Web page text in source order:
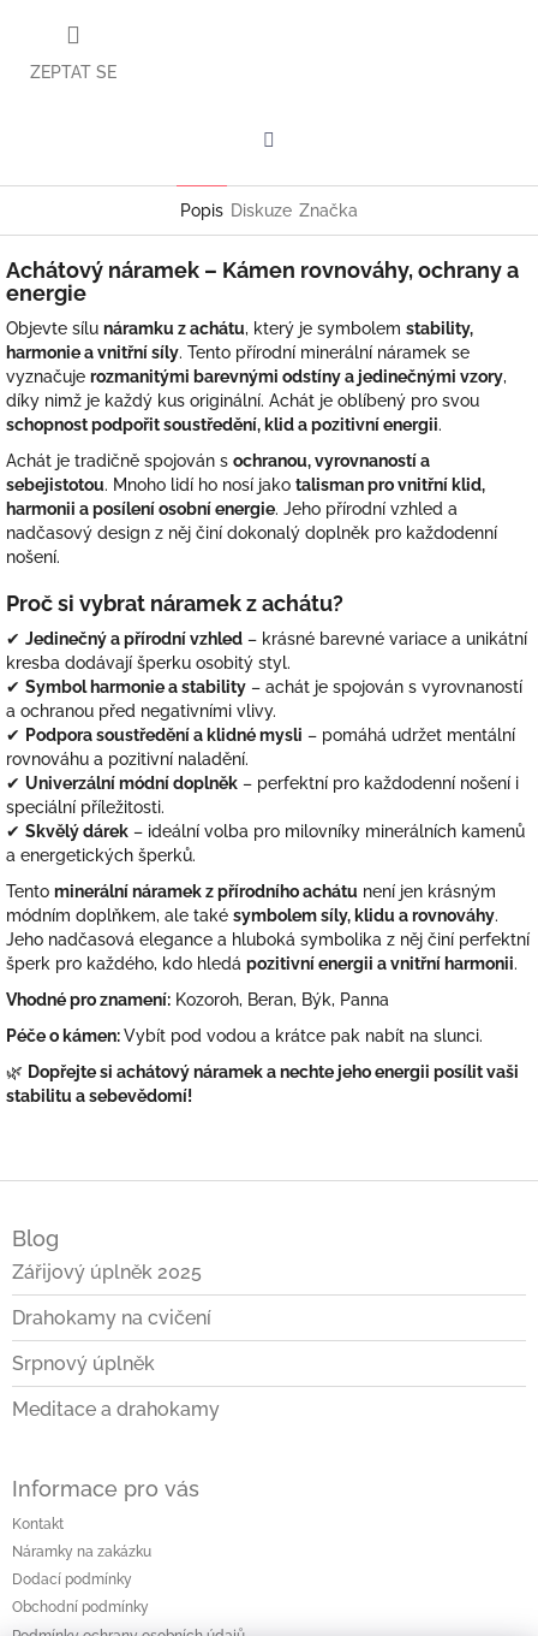
ZEPTAT SE
Popis Diskuze Značka
Achátový náramek – Kámen rovnováhy, ochrany a
energie
Objevte sílu náramku z achátu, který je symbolem stability,
harmonie a vnitřní síly. Tento přírodní minerální náramek se
vyznačuje rozmanitými barevnými odstíny a jedinečnými vzory,
díky nimž je každý kus originální. Achát je oblíbený pro svou
schopnost podpořit soustředění, klid a pozitivní energii.
Achát je tradičně spojován s ochranou, vyrovnaností a
sebejistotou. Mnoho lidí ho nosí jako talisman pro vnitřní klid,
harmonii a posílení osobní energie. Jeho přírodní vzhled a
nadčasový design z něj činí dokonalý doplněk pro každodenní
nošení.
Proč si vybrat náramek z achátu?
✔ Jedinečný a přírodní vzhled – krásné barevné variace a unikátní
kresba dodávají šperku osobitý styl.
✔ Symbol harmonie a stability – achát je spojován s vyrovnaností
a ochranou před negativními vlivy.
✔ Podpora soustředění a klidné mysli – pomáhá udržet mentální
rovnováhu a pozitivní naladění.
✔ Univerzální módní doplněk – perfektní pro každodenní nošení i
speciální příležitosti.
✔ Skvělý dárek – ideální volba pro milovníky minerálních kamenů
a energetických šperků.
Tento minerální náramek z přírodního achátu není jen krásným
módním doplňkem, ale také symbolem síly, klidu a rovnováhy.
Jeho nadčasová elegance a hluboká symbolika z něj činí perfektní
šperk pro každého, kdo hledá pozitivní energii a vnitřní harmonii.
Vhodné pro znamení: Kozoroh, Beran, Býk, Panna
Péče o kámen:Vybít pod vodou a krátce pak nabít na slunci.
🌿 Dopřejte si achátový náramek a nechte jeho energii posílit vaši
stabilitu a sebevědomí!
Blog
Zářijový úplněk 2025
Drahokamy na cvičení
Srpnový úplněk
Meditace a drahokamy
Informace pro vás
Kontakt
Náramky na zakázku
Dodací podmínky
Obchodní podmínky